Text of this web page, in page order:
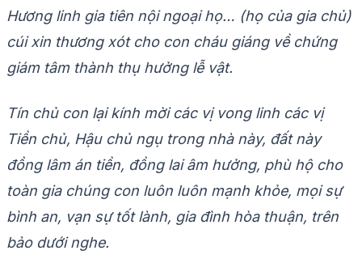
Hương linh gia tiên nội ngoại họ… (họ của gia chủ)
cúi xin thương xót cho con cháu giáng về chứng
giám tâm thành thụ hưởng lễ vật.
Tín chủ con lại kính mời các vị vong linh các vị
Tiền chủ, Hậu chủ ngụ trong nhà này, đất này
đồng lâm án tiền, đồng lai âm hưởng, phù hộ cho
toàn gia chúng con luôn luôn mạnh khỏe, mọi sự
bình an, vạn sự tốt lành, gia đình hòa thuận, trên
bảo dưới nghe.